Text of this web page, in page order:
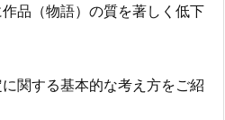
品（物語）の質を著しく低下
関する基本的な考え方をご紹